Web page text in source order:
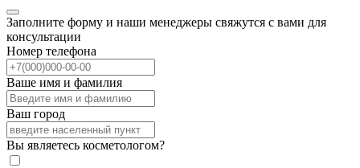
Заполните форму и наши менеджеры свяжутся с вами для
консультации
Номер телефона
Ваше имя и фамилия
Ваш город
Вы являетесь косметологом?